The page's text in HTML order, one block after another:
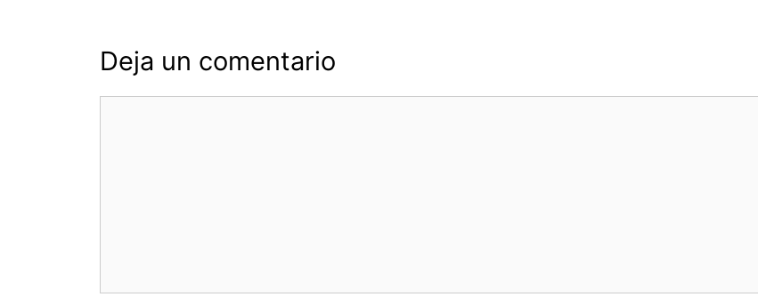
Deja un comentario